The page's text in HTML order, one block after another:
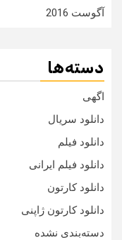
آگوست 2016
دسته‌ها
اگهی
دانلود سریال
دانلود فیلم
دانلود فیلم ایرانی
دانلود کارتون
دانلود کارتون ژاپنی
دسته‌بندی نشده